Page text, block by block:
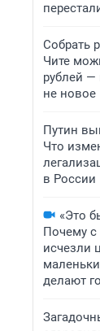
Собрать
Чите
рублей —
не новое
Путин
Что
в России
«Это
Почему
исчезли
делают